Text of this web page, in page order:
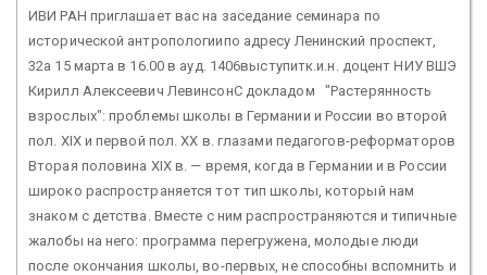
ИВИ РАН приглашает вас на заседание семинара по
исторической антропологиипо адресу Ленинский проспект,
32а 15 марта в 16.00 в ауд. 1406выступитк.и.н. доцент НИУ ВШЭ
Кирилл Алексеевич ЛевинсонС докладом "Растерянность
взрослых": проблемы школы в Германии и России во второй
пол. XIX и первой пол. ХХ в. глазами педагогов-реформаторов
Вторая половина XIX в. — время, когда в Германии и в России
широко распространяется тот тип школы, который нам
знаком с детства. Вместе с ним распространяются и типичные
жалобы на него: программа перегружена, молодые люди
после окончания школы, во-первых, не способны вспомнить и